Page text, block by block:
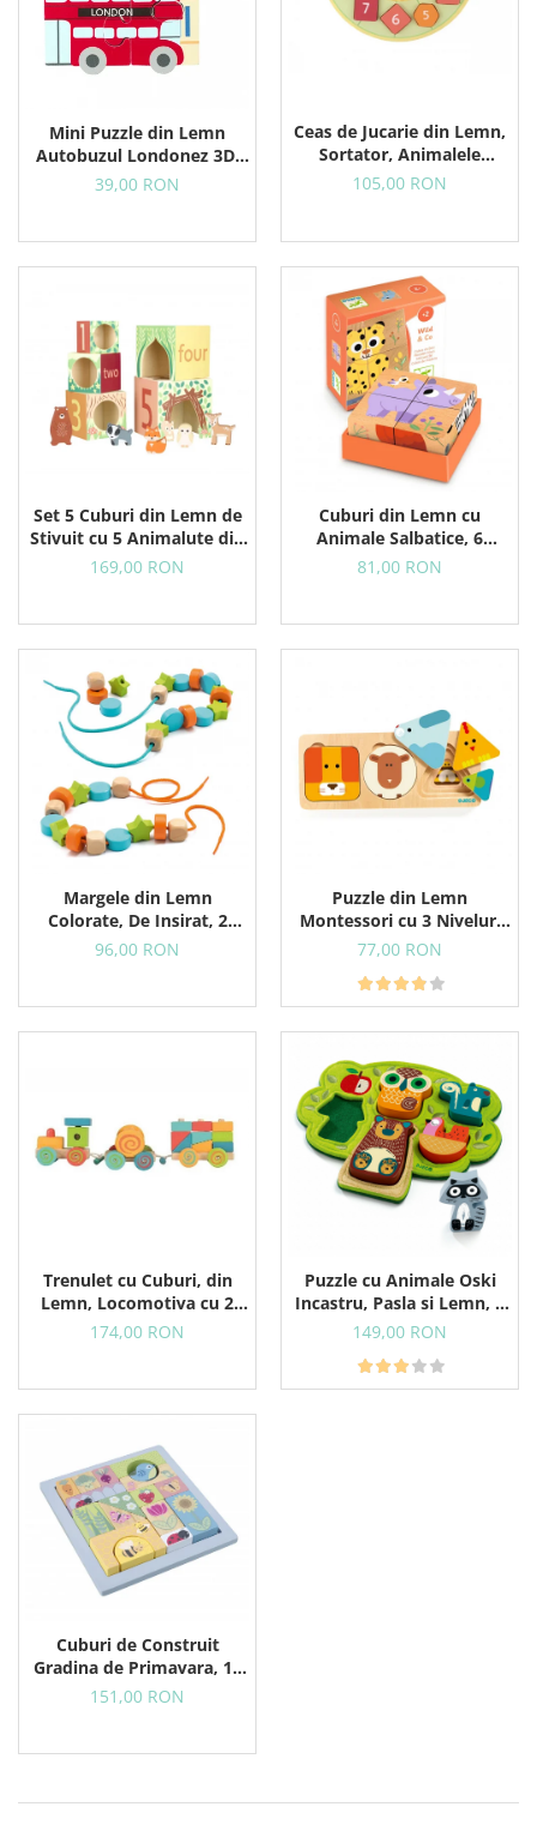
Mini Puzzle din Lemn
Autobuzul Londonez 3D,
12+ Luni, 4 Piese
39,00 RON
Ceas de Jucarie din Lemn,
Sortator, Animalele
Padurii
105,00 RON
Set 5 Cuburi din Lemn de
Stivuit cu 5 Animalute din
Padure
169,00 RON
Cuburi din Lemn cu
Animale Salbatice, 6
Puzzle-uri in 1
81,00 RON
Margele din Lemn
Colorate, De Insirat, 2
Sireturi Colorate, 24
96,00 RON
Puzzle din Lemn
Montessori cu 3 Niveluri
Pentru Copii Mici, Animale
Luni
77,00 RON
Trenulet cu Cuburi, din
Lemn, Locomotiva cu 2
Vagoane, 9 Blocuri si
174,00 RON
Puzzle cu Animale Oski
Incastru, Pasla si Lemn, 5
Animale, 12+ Luni
149,00 RON
Cuburi de Construit
Gradina de Primavara, 18
Piese din Lemn
151,00 RON